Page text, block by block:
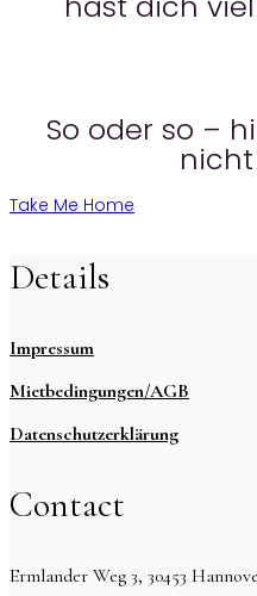
So oder so –
Take Me Home
Details
Impressum
Mietbedingungen/AGB
Datenschutzerklärung
Contact
Ermlander Weg 3, 30453